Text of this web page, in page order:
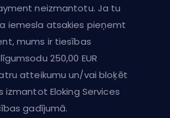
neizmantotu. Ja tu
iemesla atsakies pieņemt
mums ir tiesības
250,00 EUR
atteikumu un/vai bloķēt
Eloking Services
gadījumā.